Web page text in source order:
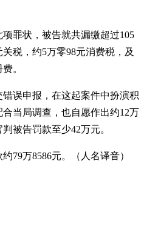
罪状，被告就共漏缴超过105
税，约5万零98元消费税，及
。
误申报，在这起案件中扮演积
当局调查，也自愿作出约12万
被告罚款至少42万元。
79万8586元。（人名译音）